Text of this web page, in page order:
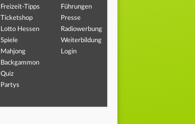
Freizeit-Tipps
Ticketshop
Lotto Hessen
Spiele
Mahjong
Backgammon
Quiz
Partys
Führungen
Presse
Radiowerbung
Weiterbildung
Login